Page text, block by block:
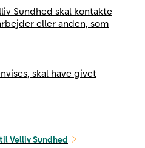
Sundhed skal kontakte
eller anden, som
skal have givet
Velliv Sundhed